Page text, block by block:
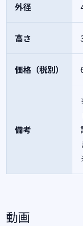
外径
高さ
価格（税別）
備考
動画